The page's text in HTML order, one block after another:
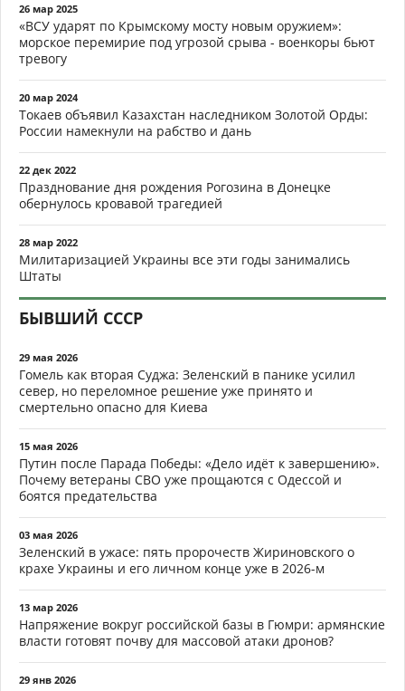
26 мар 2025
«ВСУ ударят по Крымскому мосту новым оружием»:
морское перемирие под угрозой срыва - военкоры бьют
тревогу
20 мар 2024
Токаев объявил Казахстан наследником Золотой Орды:
России намекнули на рабство и дань
22 дек 2022
Празднование дня рождения Рогозина в Донецке
обернулось кровавой трагедией
28 мар 2022
Милитаризацией Украины все эти годы занимались
Штаты
БЫВШИЙ СССР
29 мая 2026
Гомель как вторая Суджа: Зеленский в панике усилил
север, но переломное решение уже принято и
смертельно опасно для Киева
15 мая 2026
Путин после Парада Победы: «Дело идёт к завершению».
Почему ветераны СВО уже прощаются с Одессой и
боятся предательства
03 мая 2026
Зеленский в ужасе: пять пророчеств Жириновского о
крахе Украины и его личном конце уже в 2026-м
13 мар 2026
Напряжение вокруг российской базы в Гюмри: армянские
власти готовят почву для массовой атаки дронов?
29 янв 2026